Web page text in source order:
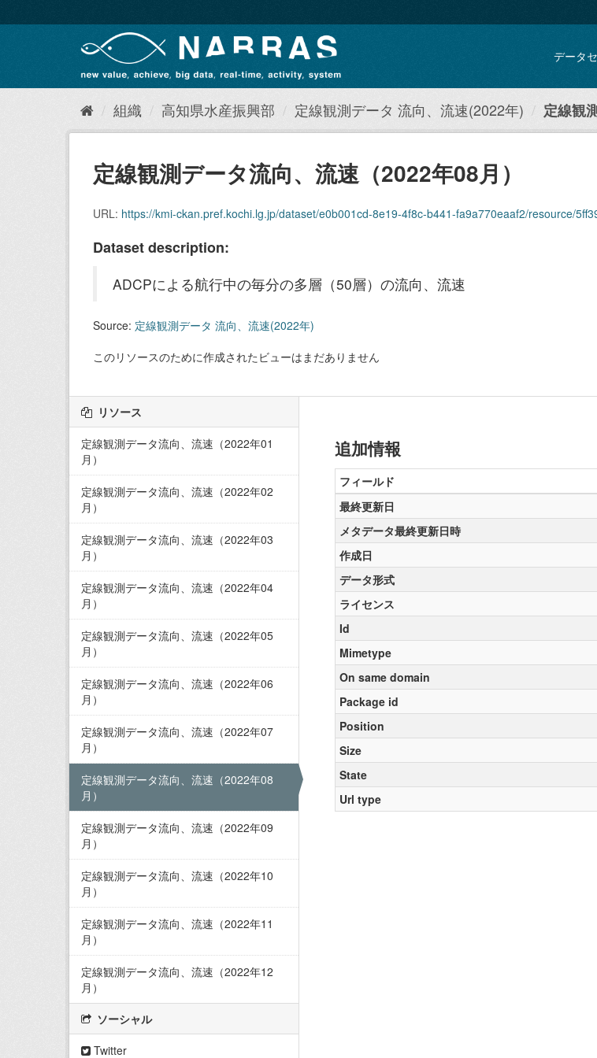
キ
て
データ
組織 高知県水産振興部 定線観測データ 流向、流速(2022年) 定線観
定線観測データ流向、流速（2022年08月）
URL: https://kmi-ckan.pref.kochi.lg.jp/dataset/e0b001cd-8e19-4f8c-b441-fa9a770eaaf2/resource/5ff3917e-cfd7-
Dataset description:
ADCPによる航行中の毎分の多層（50層）の流向、流速
Source: 定線観測データ 流向、流速(2022年)
このリソースのために作成されたビューはまだありません
リソース
定線観測データ流向、流速（2022年01
月）
定線観測データ流向、流速（2022年02
月）
定線観測データ流向、流速（2022年03
月）
定線観測データ流向、流速（2022年04
月）
定線観測データ流向、流速（2022年05
月）
定線観測データ流向、流速（2022年06
月）
定線観測データ流向、流速（2022年07
月）
定線観測データ流向、流速（2022年08
月）
定線観測データ流向、流速（2022年09
月）
定線観測データ流向、流速（2022年10
月）
定線観測データ流向、流速（2022年11
月）
定線観測データ流向、流速（2022年12
月）
ソーシャル
Twitter
追加情報
フィールド
最終更新日
メタデータ最終更新日時
作成日
データ形式
ライセンス
Id
Mimetype
On same domain
Package id
Position
Size
State
Url type